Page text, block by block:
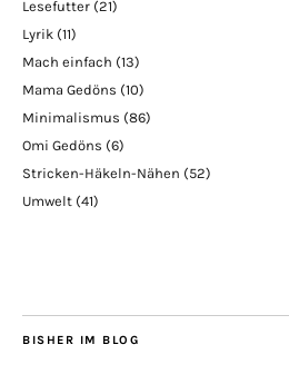
Lesefutter (21)
Lyrik (11)
Mach einfach (13)
Mama Gedöns (10)
Minimalismus (86)
Omi Gedöns (6)
Stricken-Häkeln-Nähen (52)
Umwelt (41)
BISHER IM BLOG